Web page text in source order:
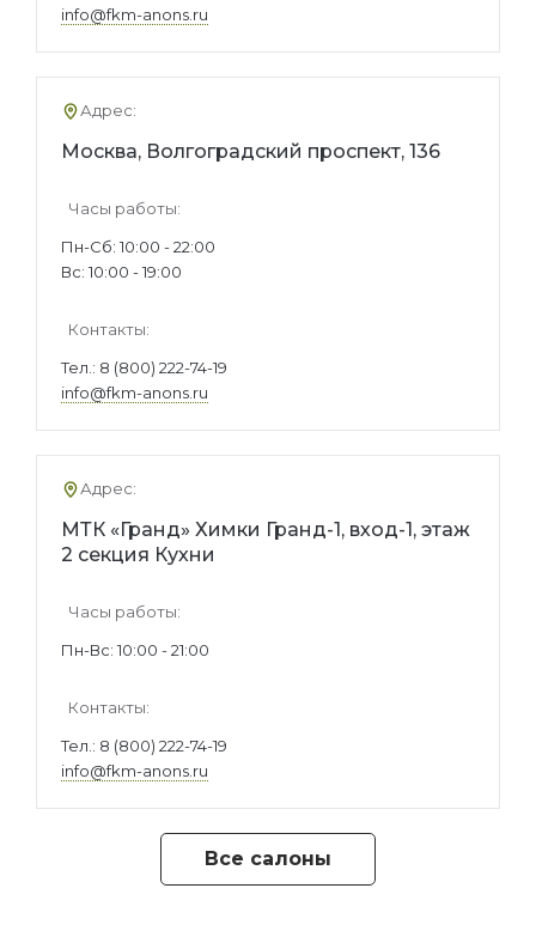
info@fkm-anons.ru
Адрес:
Москва, Волгоградский проспект, 136
Часы работы:
Пн-Сб: 10:00 - 22:00
Вс: 10:00 - 19:00
Контакты:
Тел.: 8 (800) 222-74-19
info@fkm-anons.ru
Адрес:
МТК «Гранд» Химки Гранд-1, вход-1, этаж
2 секция Кухни
Часы работы:
Пн-Вс: 10:00 - 21:00
Контакты:
Тел.: 8 (800) 222-74-19
info@fkm-anons.ru
Все салоны